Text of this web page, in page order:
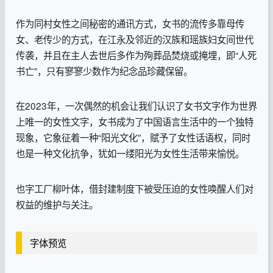
作为同村女性之间秘密的通讯方式，女书的流传多靠母传
女、老传少的方式，在江永及邻近的汉族和瑶族妇女间世代
传袭，并且在主人去世后多作为殉葬品焚烧或掩埋，即“人死
书亡”，只有寥寥少数作为纪念品珍藏保留。
在2023年，一次偶然的机会让我们认识了女书文字作为世界
上唯一的女性文字，女书成为了中国语言生活中的一个独特
现象，它象征着一种“阳光文化”，赋予了女性话语权，同时
也是一种文化抗争，犹如一缕阳光为女性生活带来愉悦。
也字工厂柳叶体，借封建制度下被受压迫的女性唤醒人们对
权益的维护与关注。
字体预览